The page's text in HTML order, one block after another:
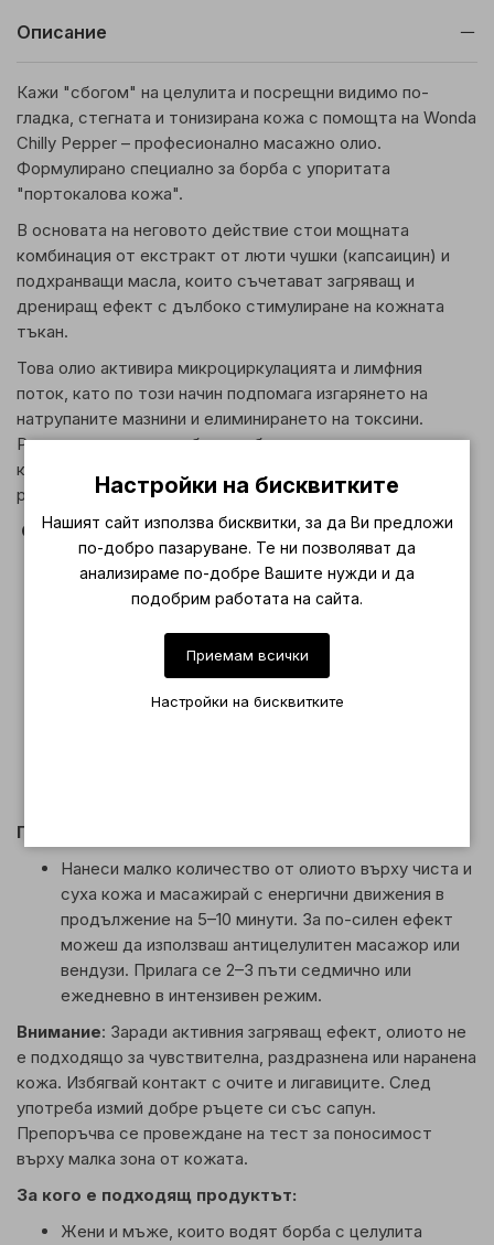
Описание
Кажи "сбогом" на целулита и посрещни видимо по-
гладка, стегната и тонизирана кожа с помощта на Wonda
Chilly Pepper – професионално масажно олио.
Формулирано специално за борба с упоритата
"портокалова кожа".
В основата на неговото действие стои мощната
комбинация от екстракт от люти чушки (капсаицин) и
подхранващи масла, които съчетават загряващ и
дрениращ ефект с дълбоко стимулиране на кожната
тъкан.
Това олио активира микроциркулацията и лимфния
поток, като по този начин подпомага изгарянето на
натрупаните мазнини и елиминирането на токсини.
Редовната му употреба подобрява еластичността на
кожата и я прави по-гладка, по-мека и с видимо по-
равномерен релеф.
Оснони предимства:
Силно загряващо действие благодарение на
капсаицин – извлечен от люти чушки
целулит и мастни натрупвания
Подобрява кръвообращението и ускорява
метаболитните процеси в кожата
Приложение:
Нанеси малко количество от олиото върху чиста и
суха кожа и масажирай с енергични движения в
продължение на 5–10 минути. За по-силен ефект
можеш да използваш антицелулитен масажор или
вендузи. Прилага се 2–3 пъти седмично или
ежедневно в интензивен режим.
Внимание: Заради активния загряващ ефект, олиото не
е подходящо за чувствителна, раздразнена или наранена
кожа. Избягвай контакт с очите и лигавиците. След
употреба измий добре ръцете си със сапун.
Препоръчва се провеждане на тест за поносимост
върху малка зона от кожата.
За кого е подходящ продуктът:
Жени и мъже, които водят борба с целулита
Настройки на бисквитките
Нашият сайт използва бисквитки, за да Ви предложи
по-добро пазаруване. Те ни позволяват да
анализираме по-добре Вашите нужди и да
подобрим работата на сайта.
Приемам всички
Настройки на бисквитките